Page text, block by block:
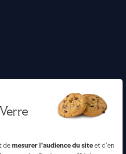
demesurer l’audience du siteet d’en